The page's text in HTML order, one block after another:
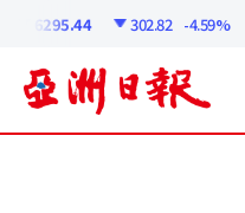
6295.44 302.82 -4.59%